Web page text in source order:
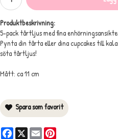
Produktbeskrivning:
5-pack tårtljus med fina
Pynta din tårta eller dina cupcakes till
söta tårtljus!
Mått: ca 11 cm
Spara som favorit
Facebook
X Email